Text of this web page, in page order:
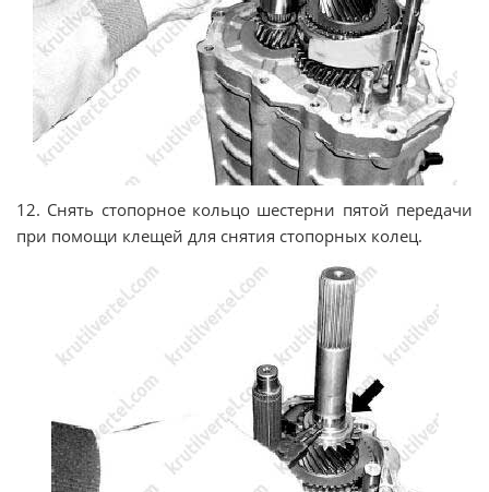
12. Снять стопорное кольцо шестерни пятой передачи
при помощи клещей для снятия стопорных колец.